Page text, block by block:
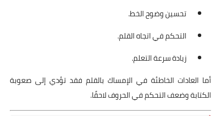
تحسين وضوح الخط.
التحكم في اتجاه القلم.
زيادة سرعة التعلم.
أما العادات الخاطئة في الإمساك بالقلم فقد تؤدي إلى صعوبة
الكتابة وضعف التحكم في الحروف لاحقًا.